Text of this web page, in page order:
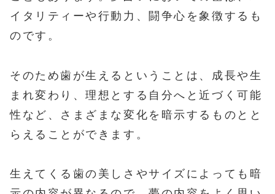
イタリティーや行動力、闘争心を象徴するも
のです。
そのため歯が生えるということは、成長や生
まれ変わり、理想とする自分へと近づく可能
性など、さまざまな変化を暗示するものとと
らえることができます。
生えてくる歯の美しさやサイズによっても暗